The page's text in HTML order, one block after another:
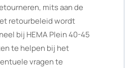
mits aan de
retourbeleid wordt
bij HEMA Plein 40-45
te helpen bij het
vragen te